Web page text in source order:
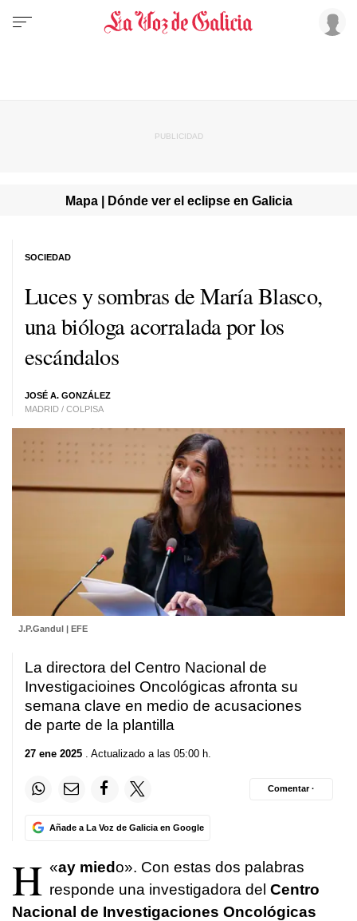
Mapa | Dónde ver el eclipse en Galicia
Luces y sombras de María Blasco,
una bióloga acorralada por los
escándalos
JOSÉ A. GONZÁLEZ
MADRID / COLPISA
SOCIEDAD
J.P.Gandul | EFE
La directora del Centro Nacional de
Investigacioines Oncológicas afronta su
semana clave en medio de acusaciones
de parte de la plantilla
27 ene 2025 . Actualizado a las 05:00 h.
Añade a La Voz de Galicia en Google
Comentar ·
«
H ay miedo». Con estas dos palabras
responde una investigadora del Centro
Nacional de Investigaciones Oncológicas